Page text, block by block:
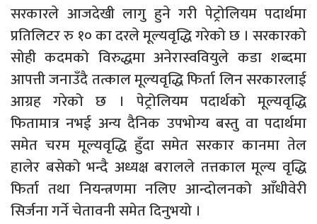
सरकारले आजदेखी लागु हुने गरी पेट्रोलियम पदार्थमा
प्रतिलिटर रु १० का दरले मूल्यवृद्धि गरेको छ । सरकारको
सोही कदमको विरुद्धमा अनेरास्ववियुले कडा शब्दमा
आपत्ती जनाउँदै तत्काल मूल्यवृद्धि फिर्ता लिन सरकारलाई
आग्रह गरेको छ । पेट्रोलियम पदार्थको मूल्यवृद्धि
फितामात्र नभई अन्य दैनिक उपभोग्य बस्तु वा पदार्थमा
समेत चरम मूल्यवृद्धि हुँदा समेत सरकार कानमा तेल
हालेर बसेको भन्दै अध्यक्ष बरालले तत्तकाल मूल्य वृद्धि
फिर्ता तथा नियन्त्रणमा नलिए आन्दोलनको आँधीवेरी
सिर्जना गर्ने चेतावनी समेत दिनुभयो ।